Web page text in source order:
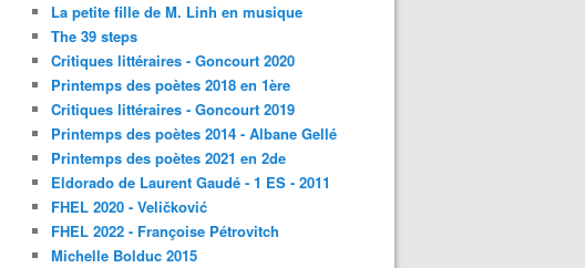
La petite fille de M. Linh en musique
The 39 steps
Critiques littéraires - Goncourt 2020
Printemps des poètes 2018 en 1ère
Critiques littéraires - Goncourt 2019
Printemps des poètes 2014 - Albane Gellé
Printemps des poètes 2021 en 2de
Eldorado de Laurent Gaudé - 1 ES - 2011
FHEL 2020 - Veličković
FHEL 2022 - Françoise Pétrovitch
Michelle Bolduc 2015